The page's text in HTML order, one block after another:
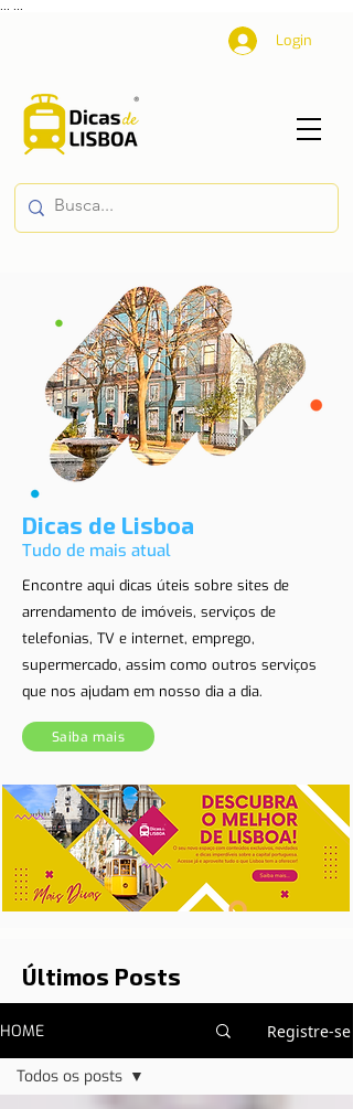
Login
Dicas de Lisboa
Tudo de mais atual
Encontre aqui dicas úteis sobre sites de
arrendamento de imóveis, serviços de
telefonias, TV e internet, emprego,
supermercado, assim como outros serviços
que nos ajudam em nosso dia a dia.
Saiba mais
Últimos Posts
HOME Registre-se
Todos os posts